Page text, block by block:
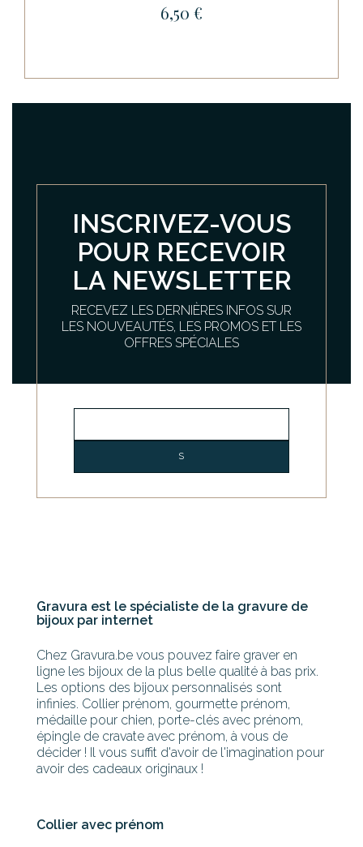
6,50 €
INSCRIVEZ-VOUS
POUR RECEVOIR
LA NEWSLETTER
RECEVEZ LES DERNIÈRES INFOS SUR
LES NOUVEAUTÉS, LES PROMOS ET LES
OFFRES SPÉCIALES
Gravura est le spécialiste de la gravure de
bijoux par internet
Chez Gravura.be vous pouvez faire graver en
ligne les bijoux de la plus belle qualité à bas prix.
Les options des bijoux personnalisés sont
infinies. Collier prénom, gourmette prénom,
médaille pour chien, porte-clés avec prénom,
épingle de cravate avec prénom, à vous de
décider ! Il vous suffit d'avoir de l'imagination pour
avoir des cadeaux originaux !
Collier avec prénom